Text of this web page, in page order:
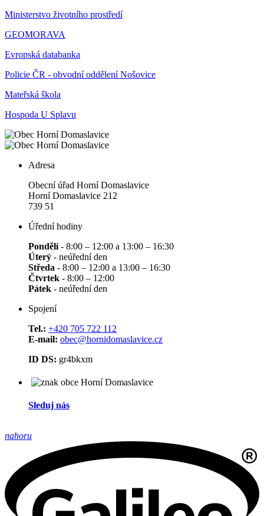
Ministerstvo životního prostředí
GEOMORAVA
Evropská databanka
Policie ČR - obvodní oddělení Nošovice
Mateřská škola
Hospoda U Splavu
Adresa
Obecní úřad Horní Domaslavice
Horní Domaslavice 212
739 51
Úřední hodiny
Pondělí- 8:00 – 12:00 a 13:00 – 16:30
Úterý - neúřední den
Středa - 8:00 – 12:00 a 13:00 – 16:30
Čtvrtek - 8:00 – 12:00
Pátek - neúřední den
Spojení
Tel.: +420 705 722 112
E-mail: obec@hornidomaslavice.cz
ID DS: gr4bkxm
Sleduj nás
nahoru